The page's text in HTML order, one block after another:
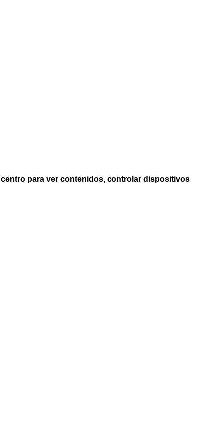
para ver contenidos, controlar dispositivos